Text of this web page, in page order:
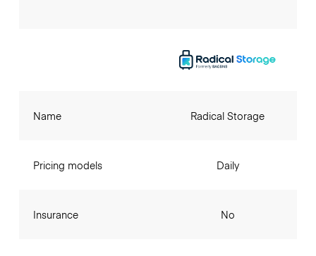
Name
Pricing models
Insurance
Radical Storage
Daily
No